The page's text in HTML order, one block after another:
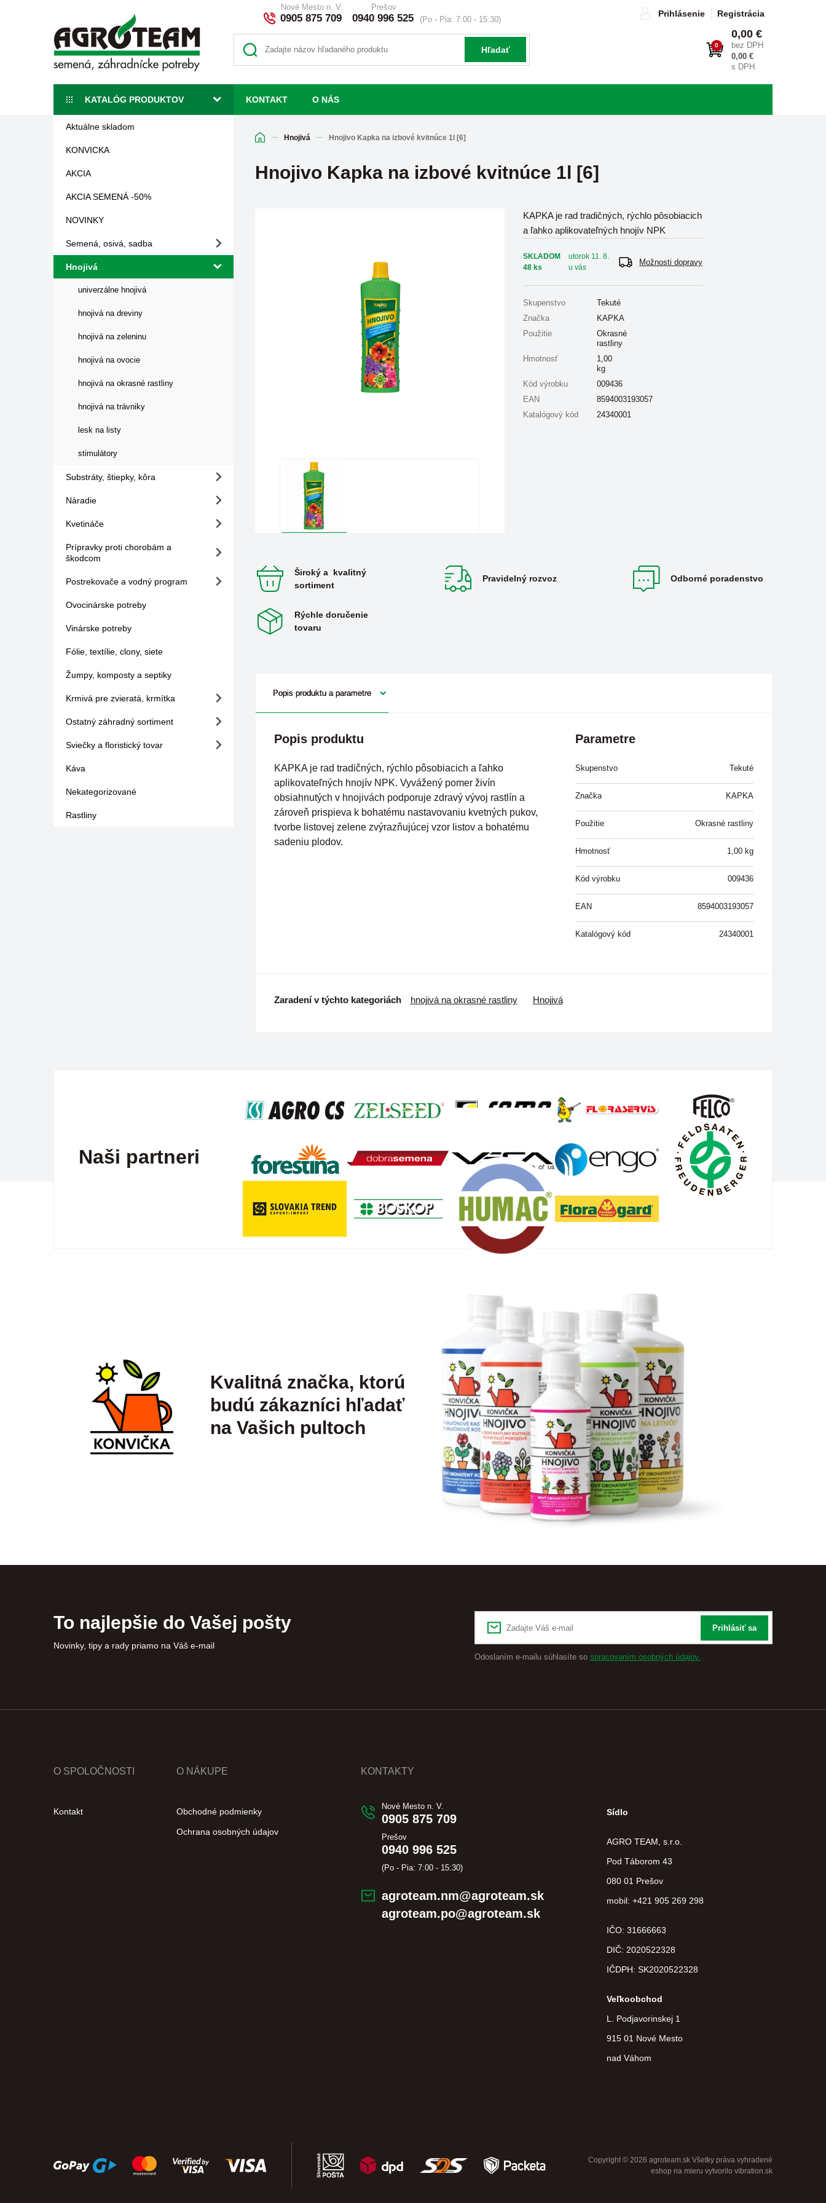
Nové Mesto n. V.
0905 875 709
Prešov
0940 996 525 (Po - Pia: 7:00 - 15:30)
Prihlásenie Registrácia
Hľadať 0
0,00 €
bez DPH
0,00 €
s DPH
KONTAKT O NÁS
KATALÓG PRODUKTOV
Aktuálne skladom
KONVICKA
AKCIA
AKCIA SEMENÁ -50%
NOVINKY
Semená, osivá, sadba
Hnojivá
univerzálne hnojivá
hnojivá na dreviny
hnojivá na zeleninu
hnojivá na ovocie
hnojivá na okrasné rastliny
hnojivá na trávniky
lesk na listy
stimulátory
Substráty, štiepky, kôra
Náradie
Kvetináče
Prípravky proti chorobám a
škodcom
Postrekovače a vodný program
Ovocinárske potreby
Vinárske potreby
Fólie, textílie, clony, siete
Žumpy, komposty a septiky
Krmivá pre zvieratá, krmítka
Ostatný záhradný sortiment
Sviečky a floristický tovar
Káva
Nekategorizované
Rastliny
Hnojivá Hnojivo Kapka na izbové kvitnúce 1l [6]
Hnojivo Kapka na izbové kvitnúce 1l [6]
KAPKA je rad tradičných, rýchlo pôsobiacich
a ľahko aplikovateľných hnojív NPK
SKLADOM
48 ks
utorok 11. 8.
u vás
Možnosti dopravy
Skupenstvo
Tekuté
Značka
KAPKA
Použitie
Okrasné
rastliny
Hmotnosť
1,00
kg
Kód výrobku
009436
EAN
8594003193057
Katalógový kód
24340001
Široký a kvalitný
sortiment
Pravidelný rozvoz Odborné poradenstvo
Rýchle doručenie
tovaru
Popis produktu a parametre
Popis produktu
KAPKA je rad tradičných, rýchlo pôsobiacich a ľahko
aplikovateľných hnojív NPK. Vyvážený pomer živín
obsiahnutých v hnojivách podporuje zdravý vývoj rastlín a
zároveň prispieva k bohatému nastavovaniu kvetných pukov,
tvorbe listovej zelene zvýrazňujúcej vzor listov a bohatému
sadeniu plodov.
Parametre
Skupenstvo Tekuté
Značka KAPKA
Použitie Okrasné rastliny
Hmotnosť 1,00 kg
Kód výrobku 009436
EAN 8594003193057
Katalógový kód 24340001
Zaradení v týchto kategoriách hnojivá na okrasné rastliny Hnojivá
Naši partneri
Kvalitná značka, ktorú
budú zákazníci hľadať
na Vašich pultoch
To najlepšie do Vašej pošty
Novinky, tipy a rady priamo na Váš e-mail
Prihlásiť sa
Odoslaním e-mailu súhlasíte so spracovaním osobných údajov.
O SPOLOČNOSTI
Kontakt
O NÁKUPE
Obchodné podmienky
Ochrana osobných údajov
KONTAKTY
Nové Mesto n. V.
0905 875 709
Prešov
0940 996 525
(Po - Pia: 7:00 - 15:30)
agroteam.nm@agroteam.sk
agroteam.po@agroteam.sk
Sídlo
AGRO TEAM, s.r.o.
Pod Táborom 43
080 01 Prešov
mobil: +421 905 269 298
IČO: 31666663
DIČ: 2020522328
IČDPH: SK2020522328
Veľkoobchod
L. Podjavorinskej 1
915 01 Nové Mesto
nad Váhom
Copyright © 2026 agroteam.sk Všetky práva vyhradené
eshop na mieru vytvorilo vibration.sk